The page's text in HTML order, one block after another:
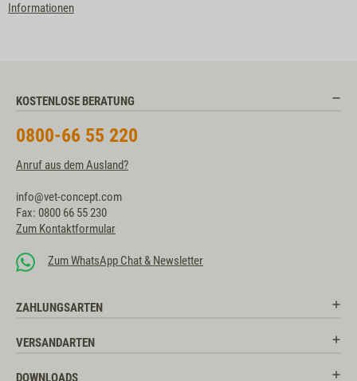
Informationen
KOSTENLOSE BERATUNG
0800-66 55 220
Anruf aus dem Ausland?
info@vet-concept.com
Fax: 0800 66 55 230
Zum Kontaktformular
Zum WhatsApp Chat & Newsletter
ZAHLUNGSARTEN
VERSANDARTEN
DOWNLOADS